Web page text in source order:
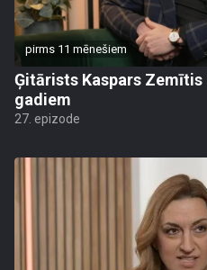
pirms 11 mēnešiem
Ģitārists Kaspars
gadiem
27. epizode